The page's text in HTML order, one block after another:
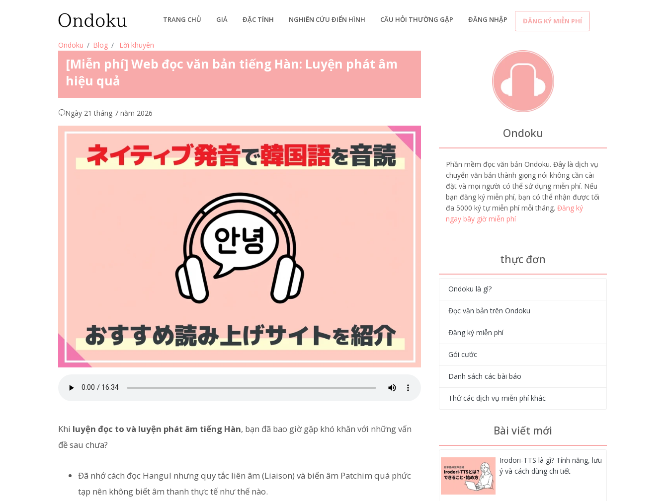
TRANG CHỦ GIÁ ĐẶC TÍNH NGHIÊN CỨU ĐIỂN HÌNH CÂU HỎI THƯỜNG GẶP ĐĂNG NHẬP ĐĂNG KÝ MIỄN PHÍ
Ondoku Blog Lời khuyên
[Miễn phí] Web đọc văn bản tiếng Hàn: Luyện phát âm
hiệu quả
Ngày 21 tháng 7 năm 2026
Khi luyện đọc to và luyện phát âm tiếng Hàn, bạn đã bao giờ gặp khó khăn với những vấn
đề sau chưa?
Đã nhớ cách đọc Hangul nhưng quy tắc liên âm (Liaison) và biến âm Patchim quá phức
tạp nên không biết âm thanh thực tế như thế nào.
Ondoku
Phần mềm đọc văn bản Ondoku. Đây là dịch vụ
chuyển văn bản thành giọng nói không cần cài
đặt và mọi người có thể sử dụng miễn phí. Nếu
bạn đăng ký miễn phí, bạn có thể nhận được tối
đa 5000 ký tự miễn phí mỗi tháng. Đăng ký
ngay bây giờ miễn phí
thực đơn
Ondoku là gì?
Đọc văn bản trên Ondoku
Đăng ký miễn phí
Gói cước
Danh sách các bài báo
Thử các dịch vụ miễn phí khác
Bài viết mới
Irodori-TTS là gì? Tính năng, lưu
ý và cách dùng chi tiết